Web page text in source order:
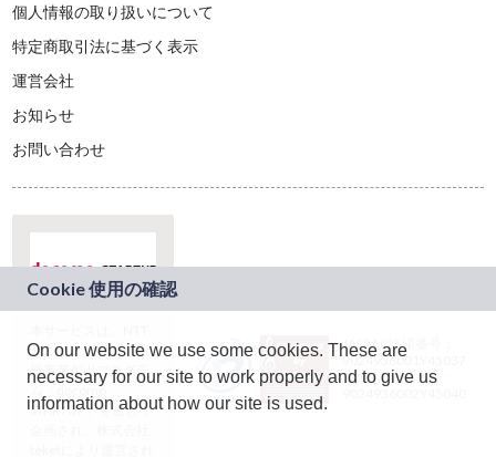
個人情報の取り扱いについて
特定商取引法に基づく表示
運営会社
お知らせ
お問い合わせ
ドコモグループの新
規事業創出プログラ
ム「docomo
STARTUP」を通じて
JASRAC許諾番号：
9024936001Y45037
JASRAC許諾番号：
On our website we use some cookies. These are
necessary for our site to work properly and to give us
information about how our site is used.